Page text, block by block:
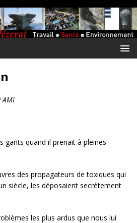
AMI
gants quand il prenait à pleines
des propagateurs de toxiques qui
siècle, les déposaient secrètement
les plus ardus que nous lui